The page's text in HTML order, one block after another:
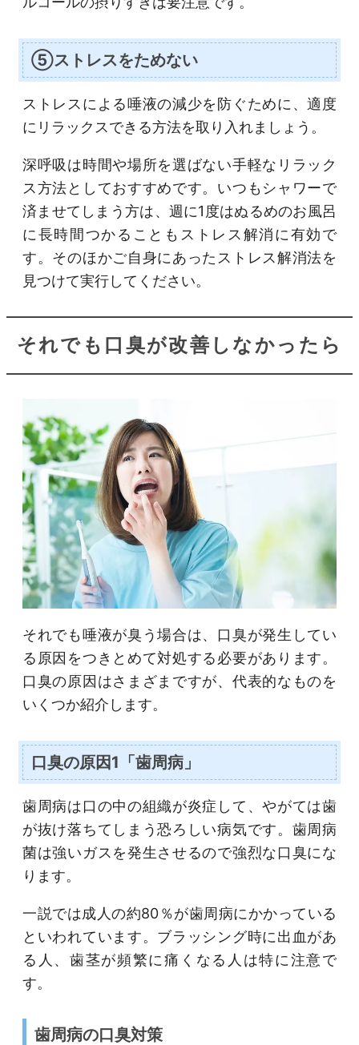
⑤ストレスをためない
ストレスによる唾液の減少を防ぐために、適度
にリラックスできる方法を取り入れましょう。
深呼吸は時間や場所を選ばない手軽なリラック
ス方法としておすすめです。いつもシャワーで
済ませてしまう方は、週に1度はぬるめのお風呂
に長時間つかることもストレス解消に有効で
す。そのほかご自身にあったストレス解消法を
見つけて実行してください。
それでも口臭が改善しなかったら
それでも唾液が臭う場合は、口臭が発生してい
る原因をつきとめて対処する必要があります。
口臭の原因はさまざまですが、代表的なものを
いくつか紹介します。
口臭の原因1「歯周病」
歯周病は口の中の組織が炎症して、やがては歯
が抜け落ちてしまう恐ろしい病気です。歯周病
菌は強いガスを発生させるので強烈な口臭にな
ります。
一説では成人の約80％が歯周病にかかっている
といわれています。ブラッシング時に出血があ
る人、歯茎が頻繁に痛くなる人は特に注意で
す。
歯周病の口臭対策